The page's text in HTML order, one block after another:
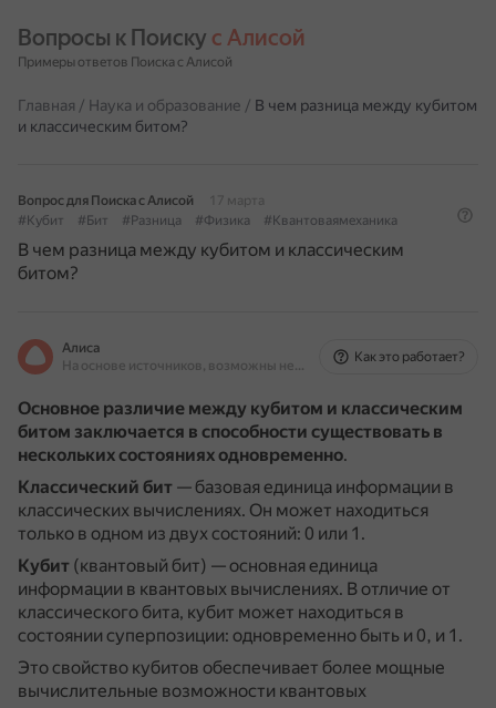
Вопросы к Поиску с Алисой
Примеры ответов Поиска с Алисой
Главная / Наука и образование / В чем разница между кубитом
и классическим битом?
Вопрос для Поиска с Алисой
17 марта
#Кубит
#Бит #Разница #Физика #Квантоваямеханика
В чем разница между кубитом и классическим
битом?
Алиса
На основе источников, возможны неточности
Как это работает?
Основное различие между кубитом и классическим
битом заключается в способности существовать в
нескольких состояниях одновременно.
Классический бит — базовая единица информации в
классических вычислениях. Он может находиться
только в одном из двух состояний: 0 или 1.
Кубит (квантовый бит) — основная единица
информации в квантовых вычислениях. В отличие от
классического бита, кубит может находиться в
состоянии суперпозиции: одновременно быть и 0, и 1.
Это свойство кубитов обеспечивает более мощные
вычислительные возможности квантовых